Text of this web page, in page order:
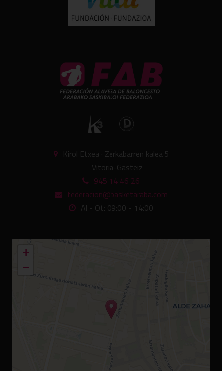
Kirol Etxea · Zerkabarren kalea 5
Vitoria-Gasteiz
945 14 46 26
federacion@basketaraba.com
Al - Ot: 09:00 - 14:00
+
−